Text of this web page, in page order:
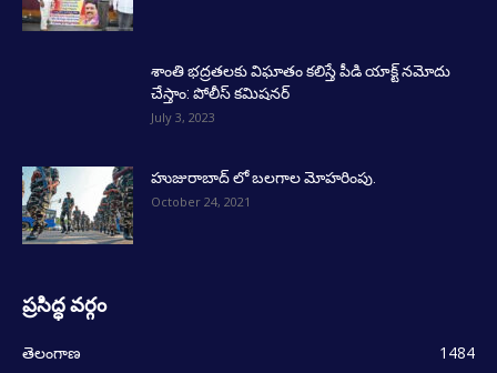
శాంతి భద్రతలకు విఘాతం కలిస్తే పీడి యాక్ట్ నమోదు
చేస్తాం: పోలీస్ కమిషనర్
July 3, 2023
హుజురాబాద్ లో బలగాల మోహరింపు.
October 24, 2021
ప్రసిద్ధ వర్గం
తెలంగాణ
1484